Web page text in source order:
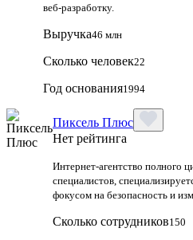
веб‑разработку.
Выручка46 млн
Сколько человек22
Год основания1994
Пиксель Плюс
Нет рейтинга
Интернет-агентство полного
специалистов,
фокусом на безопасность и
Сколько сотрудников150